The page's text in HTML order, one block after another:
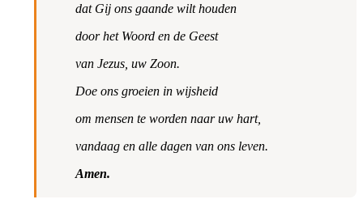
dat Gij ons gaande wilt houden
door het Woord en de Geest
van Jezus, uw Zoon.
Doe ons groeien in wijsheid
om mensen te worden naar uw hart,
vandaag en alle dagen van ons leven.
Amen.